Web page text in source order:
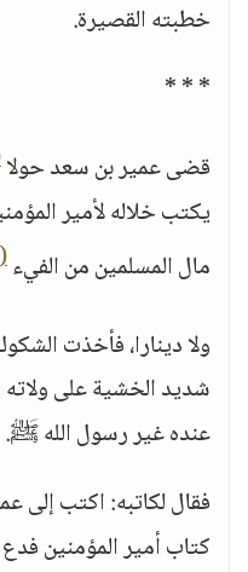
خطبته القصيرة.
* * *
قضى عمير بن سعد حولا
يكتب خلاله لأمير
مال المسلمين من الفيء(١٣)
ولا دينارا، فأخذت
شديد الخشية على ولاته
عنده غير رسول الله ﷺ.
فقال لكاتبه: اكتب إلى
كتاب أمير المؤمنين فدع